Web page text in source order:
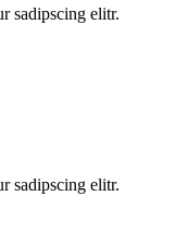
sadipscing elitr.
sadipscing elitr.